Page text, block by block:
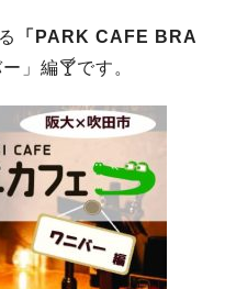
「PARK CAFE BRA
」編🍸です。